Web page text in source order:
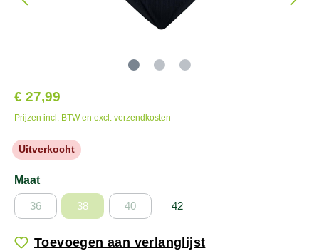
€ 27,99
Prijzen incl. BTW en excl. verzendkosten
Uitverkocht
Maat
36 38 40 42
Toevoegen aan verlanglijst